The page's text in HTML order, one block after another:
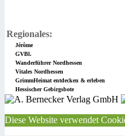
Regionales:
Jérôme
GVBl.
Wanderführer Nordhessen
Vitales Nordhessen
GrimmHeimat entdecken & erleben
Hessischer Gebirgsbote
Diese Website verwendet